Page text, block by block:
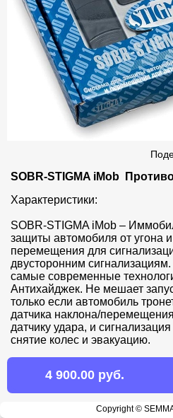
SOBR-STIGMA iMob
Характеристики:
SOBR-STIGMA iMob –
защиты автомобиля от угона и
перемещения для
двусторонним
самые современные
Антихайджек. Не мешает
только если автомобиль
датчика наклона/
датчику удара, и
снятие колес и эвакуацию.
4 900.00 руб.
Copyright ©